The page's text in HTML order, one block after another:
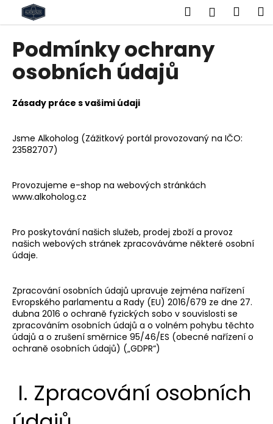
obsah
Hledat
Podmínky ochrany
osobních údajů
Zásady práce s vašimi údaji
Jsme Alkoholog (Zážitkový portál provozovaný na IČO:
23582707)
Provozujeme e-shop na webových stránkách
www.alkoholog.cz
Pro poskytování našich služeb, prodej zboží a provoz
našich webových stránek zpracováváme některé osobní
údaje.
Zpracování osobních údajů upravuje zejména nařízení
Evropského parlamentu a Rady (EU) 2016/679 ze dne 27.
dubna 2016 o ochraně fyzických sobo v souvislosti se
zpracováním osobních údajů a o volném pohybu těchto
údajů a o zrušení směrnice 95/46/ES (obecné nařízení o
ochraně osobních údajů) („GDPR“)
I. Zpracování osobních
o
C
o
p
t
ř
b
u
e
t
e
a
j
í
t
?